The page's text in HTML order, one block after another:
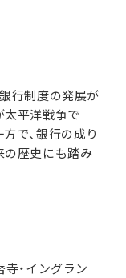
行制度の発展が
平洋戦争で
で、銀行の成り
歴史にも踏み
・イングラン